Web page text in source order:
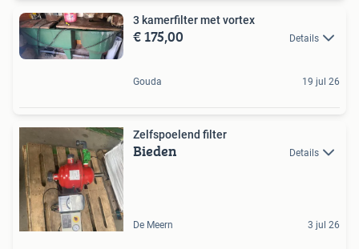
3 kamerfilter met vortex
€ 175,00 Details
Gouda 19 jul 26
Zelfspoelend filter
Bieden Details
De Meern 3 jul 26